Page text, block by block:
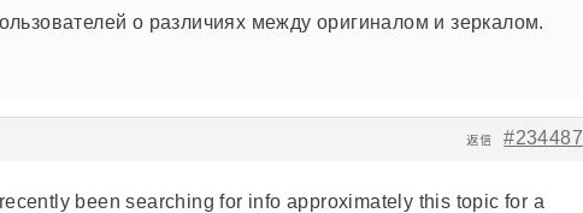
о различиях между оригиналом и зеркалом.
#234487
返信
been searching for info approximately this topic for a